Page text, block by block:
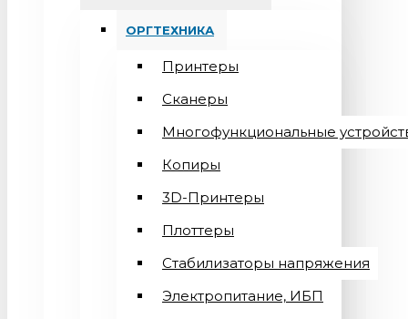
ОРГТЕХНИКА
Принтеры
Сканеры
Многофункциональные
Копиры
3D-Принтеры
Плоттеры
Стабилизаторы напряжения
Электропитание, ИБП